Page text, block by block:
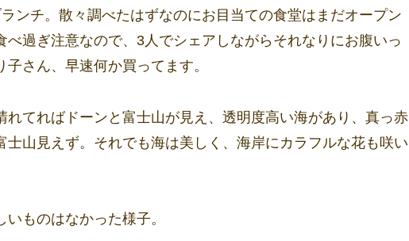
ンチ。散々調べたはずなのにお目当ての食堂はまだオープン
べ過ぎ注意なので、3人でシェアしながらそれなりにお腹いっ
さん、早速何か買ってます。
れてればドーンと富士山が見え、透明度高い海があり、真っ赤
士山見えず。それでも海は美しく、海岸にカラフルな花も咲い
ものはなかった様子。